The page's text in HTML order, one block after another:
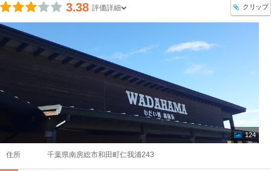
3.38 評価詳細 クリップ
124
住所 千葉県南房総市和田町仁我浦243